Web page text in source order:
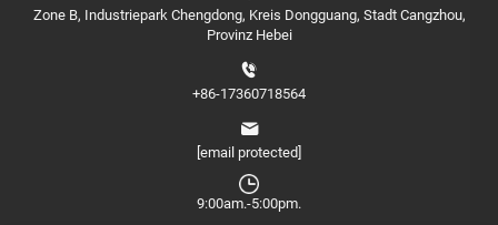
Zone B, Industriepark Chengdong, Kreis Dongguang, Stadt Cangzhou,
Provinz Hebei
+86-17360718564
[email protected]
9:00am.-5:00pm.